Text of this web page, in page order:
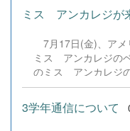
動を牽引する外部ア
ちの問いや提案に対
点から具体的で温
ちは他者の発表から
らの真剣なアドバイ
に深める手応えをつ
もに、...
える力」を育むこと
に挑む経験は、進路
す。 授業の初日（
技法を学び、多様な
を選択。2日目（７
ワークで検討し、「
か」を前向きに議論
ミス アンカレジが
7月17日(金)、アメ
ミス アンカレジの
のミス アンカレジ
ました。 5月にアラ
アラスカへの長期留
8月にアラスカへ帰
3学年通信について